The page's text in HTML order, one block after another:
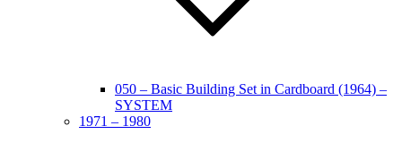
050 – Basic Building Set in Cardboard (1964) –
SYSTEM
1971 – 1980